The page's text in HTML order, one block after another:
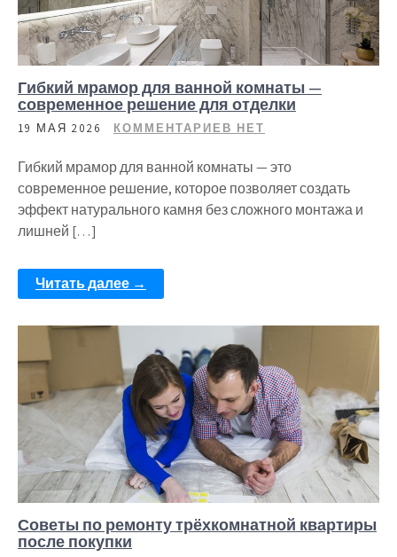
Гибкий мрамор для ванной комнаты —
современное решение для отделки
19 МАЯ 2026 КОММЕНТАРИЕВ НЕТ
Гибкий мрамор для ванной комнаты — это
современное решение, которое позволяет создать
эффект натурального камня без сложного монтажа и
лишней […]
Читать далее →
Советы по ремонту трёхкомнатной квартиры
после покупки